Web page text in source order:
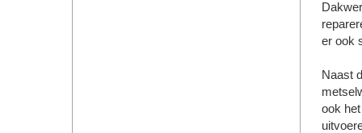
er ook
Naast
ook